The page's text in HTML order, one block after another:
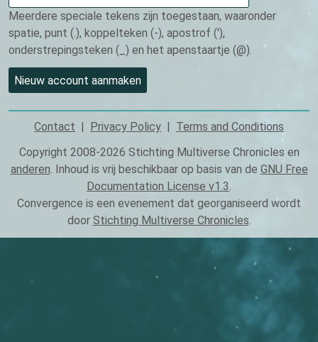
is
required.
Meerdere speciale tekens zijn toegestaan, waaronder
spatie, punt (.), koppelteken (-), apostrof ('),
onderstrepingsteken (_) en het apenstaartje (@).
Footer
Contact Privacy Policy
Terms and Conditions
Copyright 2008-2026 Stichting Multiverse Chronicles en
anderen. Inhoud is vrij beschikbaar op basis van de GNU Free
Documentation License v1.3.
Convergence is een evenement dat georganiseerd wordt
door Stichting Multiverse Chronicles.